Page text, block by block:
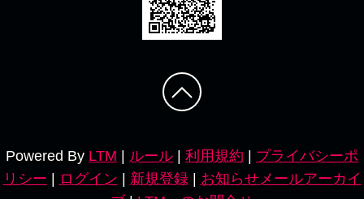
Powered By LTM | ルール | 利用規約 | プライバシーポ
リシー | ログイン | 新規登録| お知らせメールアーカイ